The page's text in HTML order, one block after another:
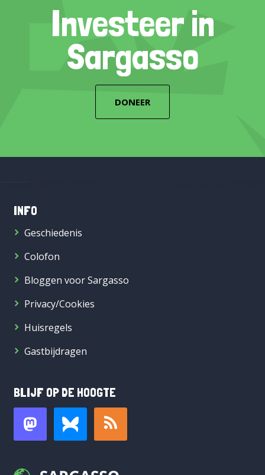
Investeer in
Sargasso
DONEER
INFO
Geschiedenis
Colofon
Bloggen voor Sargasso
Privacy/Cookies
Huisregels
Gastbijdragen
BLIJF OP DE HOOGTE